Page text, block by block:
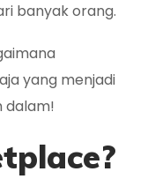
banyak orang.
yang menjadi
dalam!